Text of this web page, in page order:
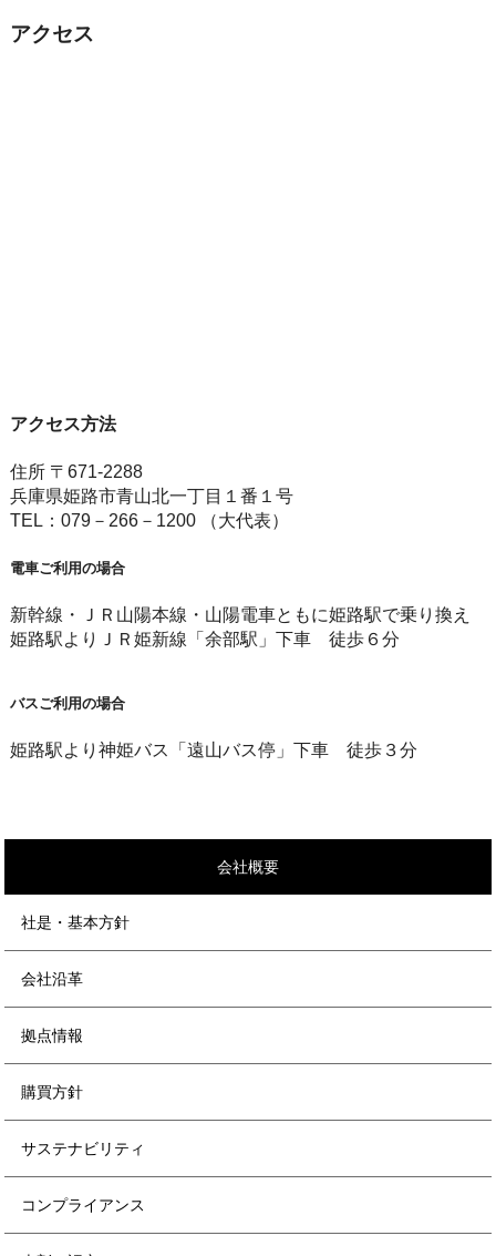
アクセス
アクセス方法
住所 〒671-2288
兵庫県姫路市青山北一丁目１番１号
TEL：079－266－1200 （大代表）
電車ご利用の場合
新幹線・ＪＲ山陽本線・山陽電車ともに姫路駅で乗り換え
姫路駅よりＪＲ姫新線「余部駅」下車 徒歩６分
バスご利用の場合
姫路駅より神姫バス「遠山バス停」下車 徒歩３分
会社概要
社是・基本方針
会社沿革
拠点情報
購買方針
サステナビリティ
コンプライアンス